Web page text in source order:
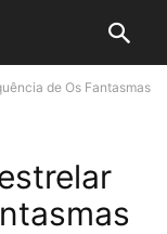
de Os Fantasmas